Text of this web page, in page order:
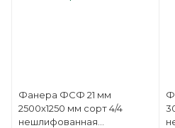
Фанера ФСФ 21 мм
2500х1250 мм сорт 4/4
нешлифованная